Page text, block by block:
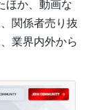
ほか、動画な
関係者売り抜
業界内外から